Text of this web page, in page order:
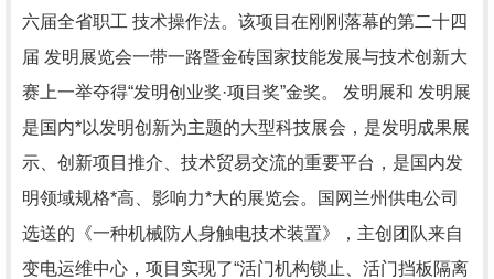
六届全省职工 技术操作法。该项目在刚刚落幕的第二十四
届 发明展览会一带一路暨金砖国家技能发展与技术创新大
赛上一举夺得“发明创业奖·项目奖”金奖。 发明展和 发明展
是国内*以发明创新为主题的大型科技展会，是发明成果展
示、创新项目推介、技术贸易交流的重要平台，是国内发
明领域规格*高、影响力*大的展览会。国网兰州供电公司
选送的《一种机械防人身触电技术装置》，主创团队来自
变电运维中心，项目实现了“活门机构锁止、活门挡板隔离